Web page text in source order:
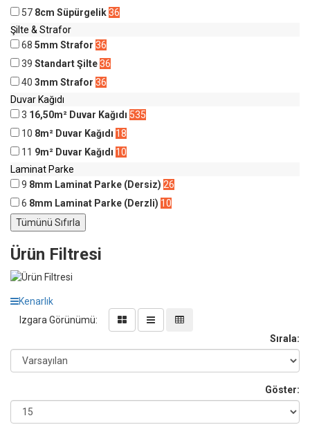
57 8cm Süpürgelik36
Şilte & Strafor
68 5mm Strafor 36
39 Standart Şilte36
40 3mm Strafor 36
Duvar Kağıdı
3 16,50m² Duvar Kağıdı 535
10 8m² Duvar Kağıdı 18
11 9m² Duvar Kağıdı 10
Laminat Parke
9 8mm Laminat Parke (Dersiz) 26
6 8mm Laminat Parke (Derzli) 10
Ürün Filtresi
Kenarlık
Izgara Görünümü:
Sırala:
Göster: